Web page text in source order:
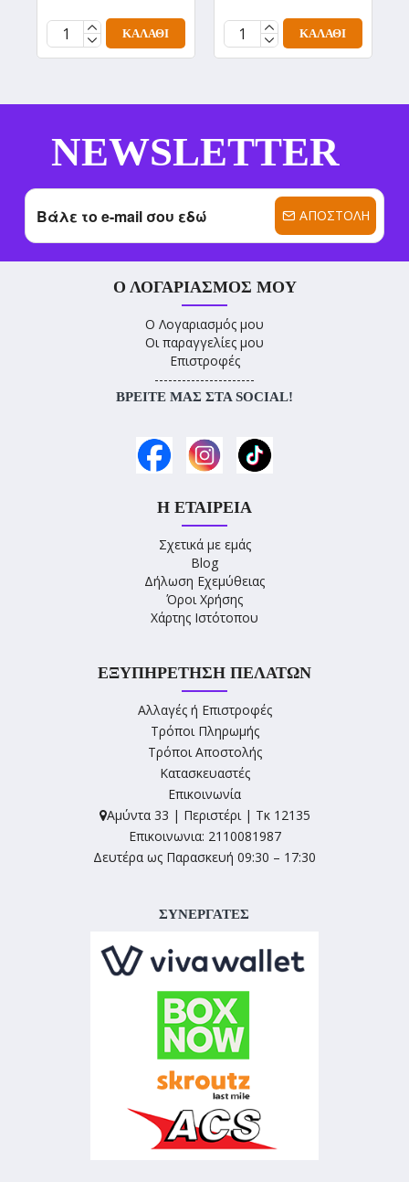
ΚΑΛΆΘΙ ΚΑΛΆΘΙ
NEWSLETTER
ΑΠΟΣΤΟΛΉ
Ο ΛΟΓΑΡΙΑΣΜΌΣ ΜΟΥ
Ο Λογαριασμός μου
Οι παραγγελίες μου
Επιστροφές
----------------------
ΒΡΕΊΤΕ ΜΑΣ ΣΤΑ SOCIAL!
Η ΕΤΑΙΡΕΊΑ
Σχετικά με εμάς
Blog
Δήλωση Εχεμύθειας
Όροι Χρήσης
Χάρτης Ιστότοπου
ΕΞΥΠΗΡΈΤΗΣΗ ΠΕΛΑΤΏΝ
Αλλαγές ή Επιστροφές
Τρόποι Πληρωμής
Τρόποι Αποστολής
Κατασκευαστές
Επικοινωνία
Αμύντα 33 | Περιστέρι | Τκ 12135
Επικοινωνια: 2110081987
Δευτέρα ως Παρασκευή 09:30 – 17:30
ΣΥΝΕΡΓΑΤΕΣ